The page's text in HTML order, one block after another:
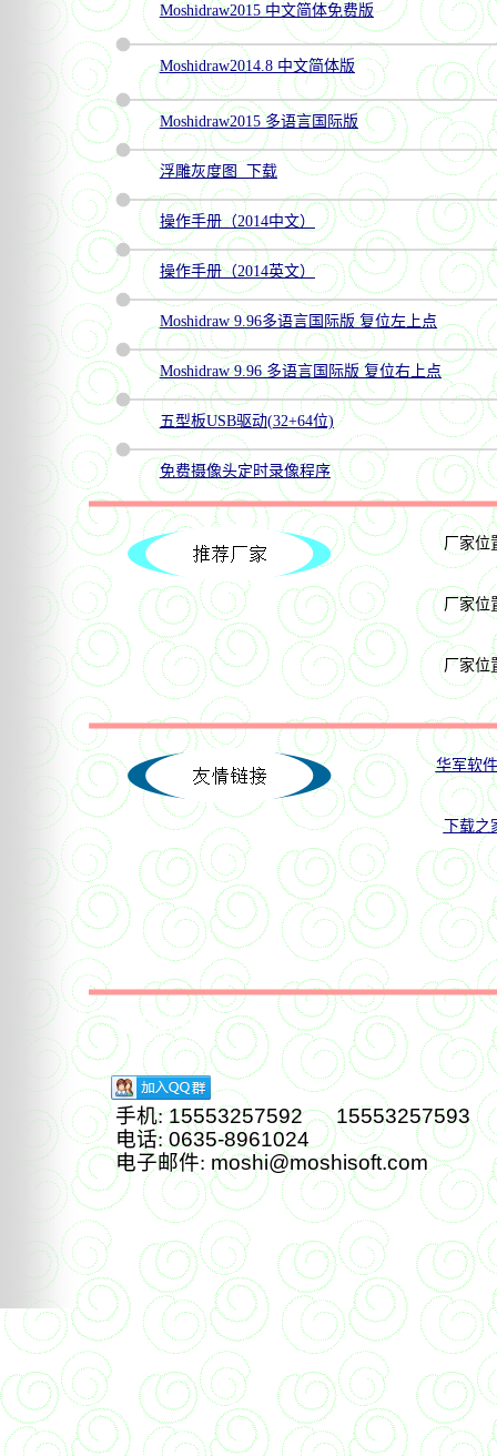
磨石软件
手机:15553257592 15553257593
电话:0635-8961024
电子邮件: moshi@moshisoft.com
Moshidraw2015中文简体免费版
Moshidraw2014.8 中文简体版
Moshidraw2015 多语言国际版
Moshidraw 9.96多语言国际版 复位左上点
Moshidraw 9.96多语言国际版 复位右上点
操作手册（2014中文）
操作手册（2014英文）
五型板USB驱动(32+64位)
免费摄像头定时录像程序
厂家位
厂家位
厂家位
浮雕灰度图 下载
下载之
华军软